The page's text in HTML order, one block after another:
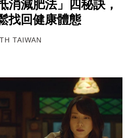
消減肥法」四秘訣，
找回健康體態
TAIWAN